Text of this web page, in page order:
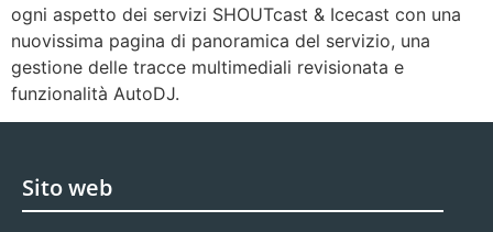
ogni aspetto dei servizi SHOUTcast & Icecast con una
nuovissima pagina di panoramica del servizio, una
gestione delle tracce multimediali revisionata e
funzionalità AutoDJ.
Sito web